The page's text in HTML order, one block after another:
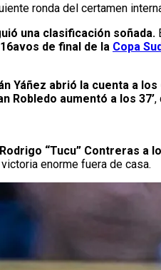
ronda del certamen
una clasificación soñada.
16avos de final de la Copa
Yáñez abrió la cuenta a
Robledo aumentó a los 37’,
Rodrigo “Tucu” Contreras a
enorme fuera de casa.